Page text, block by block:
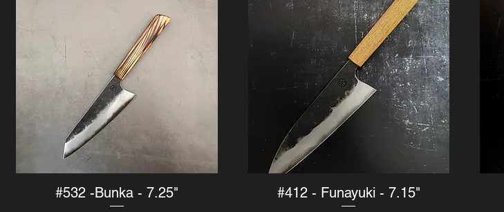
Aperçu rapide
#532 -Bunka - 7.25" Aperçu rapide
#412 - Funayuki - 7.15"